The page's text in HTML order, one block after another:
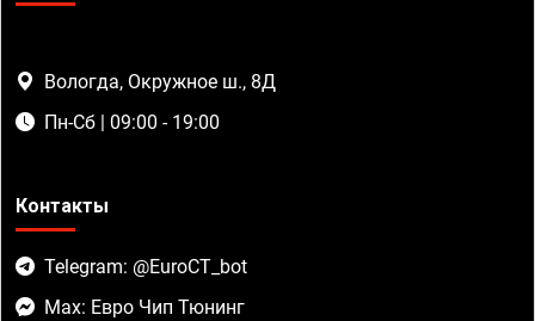
Вологда, Окружное ш., 8Д
Пн-Сб | 09:00 - 19:00
Контакты
Telegram: @EuroCT_bot
Max: Евро Чип Тюнинг